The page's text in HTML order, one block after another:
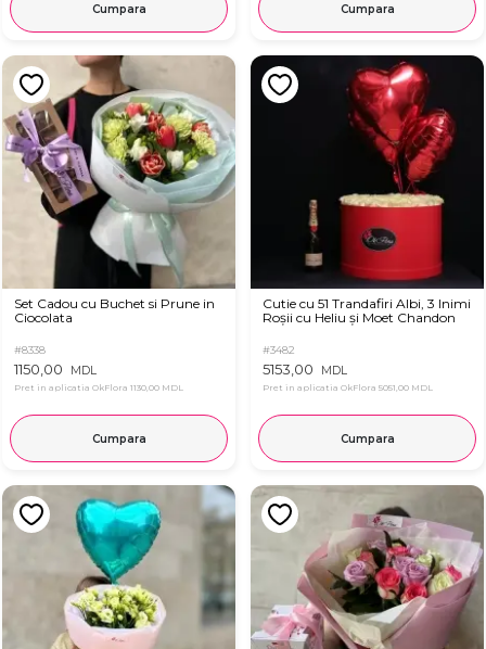
Cumpara Cumpara
Set Cadou cu Buchet si Prune in
Ciocolata
#8338
1150,00 MDL
Pret in aplicatia OkFlora 1130,00 MDL
Cumpara
Cutie cu 51 Trandafiri Albi, 3 Inimi
Roșii cu Heliu și Moet Chandon
#3482
5153,00 MDL
Pret in aplicatia OkFlora 5051,00 MDL
Cumpara